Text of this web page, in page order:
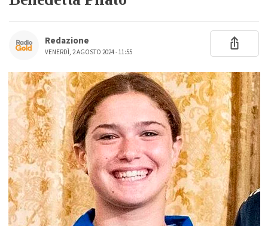
Redazione
VENERDÌ, 2 AGOSTO 2024 - 11:55